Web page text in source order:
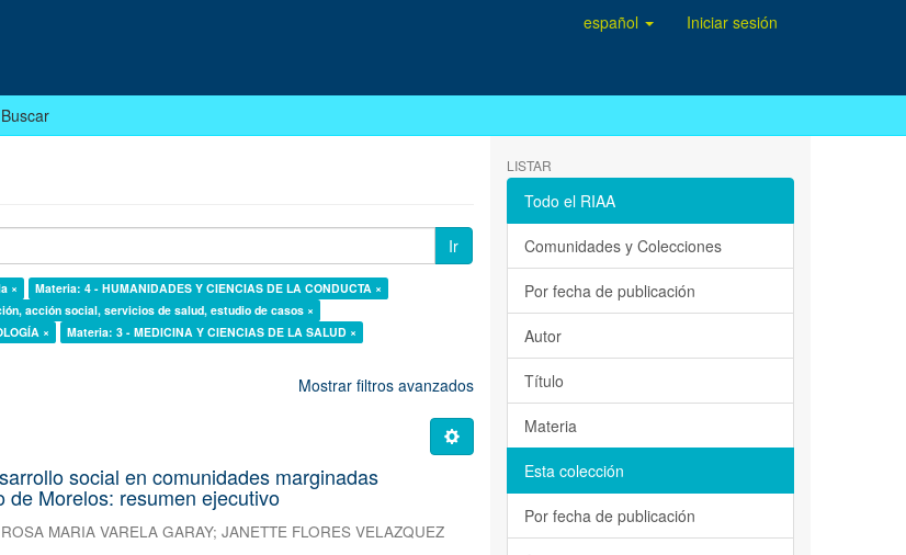
español Iniciar sesión
Buscar
Ir
×
Materia: 4 - HUMANIDADES Y CIENCIAS DE LA CONDUCTA ×
acción social, servicios de salud, estudio de casos ×
×
Materia: 3 - MEDICINA Y CIENCIAS DE LA SALUD ×
Mostrar filtros avanzados
social en comunidades marginadas
de Morelos: resumen ejecutivo
ROSA MARIA VARELA GARAY;JANETTE FLORES VELAZQUEZ
LISTAR
Todo el RIAA
Comunidades y Colecciones
Por fecha de publicación
Autor
Título
Materia
Esta colección
Por fecha de publicación